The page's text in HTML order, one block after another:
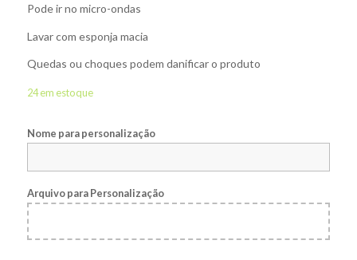
Pode ir no micro-ondas
Lavar com esponja macia
Quedas ou choques podem danificar o produto
24 em estoque
Nome para personalização
Arquivo para Personalização